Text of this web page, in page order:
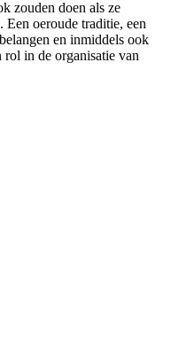
zouden doen als ze
oeroude traditie, een
en inmiddels ook
in de organisatie van